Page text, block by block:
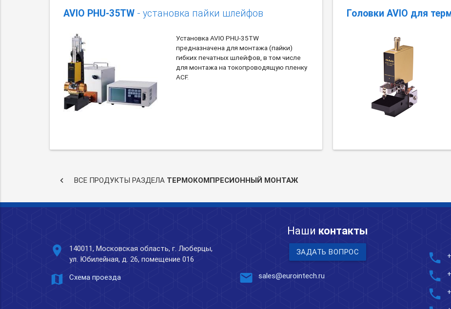
AVIO PHU-35TW - установка пайки шлейфов
Установка AVIO PHU-35TW
предназначена для монтажа (пайки)
гибких печатных шлейфов, в том числе
для монтажа на токопроводящую пленку
ACF.
Головки AVIO для
keyboard_arrow_left ВСЕ ПРОДУКТЫ РАЗДЕЛА ТЕРМОКОМПРЕСИОННЫЙ МОНТАЖ
Наши контакты
place
140011, Московская область, г. Люберцы,
ул. Юбилейная, д. 26, помещение 016
map Схема проезда
ЗАДАТЬ ВОПРОС
mail sales@eurointech.ru
phone
phone
phone